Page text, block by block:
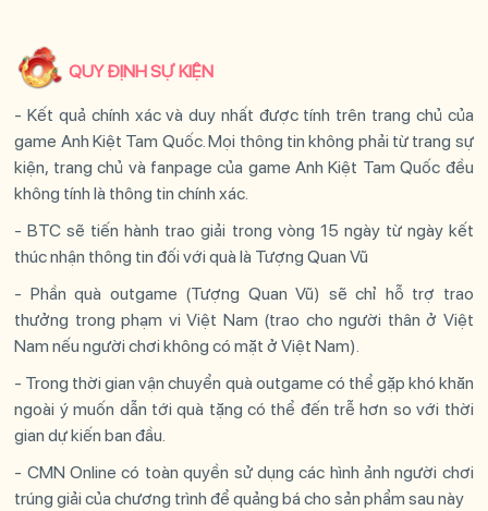
QUY ĐỊNH SỰ KIỆN
- Kết quả chính xác và duy nhất được tính trên trang chủ của
game Anh Kiệt Tam Quốc. Mọi thông tin không phải từ trang sự
kiện, trang chủ và fanpage của game Anh Kiệt Tam Quốc đều
không tính là thông tin chính xác.
- BTC sẽ tiến hành trao giải trong vòng 15 ngày từ ngày kết
thúc nhận thông tin đối với quà là Tượng Quan Vũ
- Phần quà outgame (Tượng Quan Vũ) sẽ chỉ hỗ trợ trao
thưởng trong phạm vi Việt Nam (trao cho người thân ở Việt
Nam nếu người chơi không có mặt ở Việt Nam).
- Trong thời gian vận chuyển quà outgame có thể gặp khó khăn
ngoài ý muốn dẫn tới quà tặng có thể đến trễ hơn so với thời
gian dự kiến ban đầu.
- CMN Online có toàn quyền sử dụng các hình ảnh người chơi
trúng giải của chương trình để quảng bá cho sản phẩm sau này